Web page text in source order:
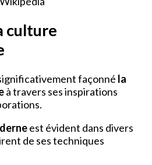
culture
façonné la
à travers ses inspirations
est évident dans divers
de ses techniques